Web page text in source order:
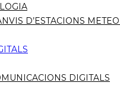
D’ESTACIONS
DIGITALS